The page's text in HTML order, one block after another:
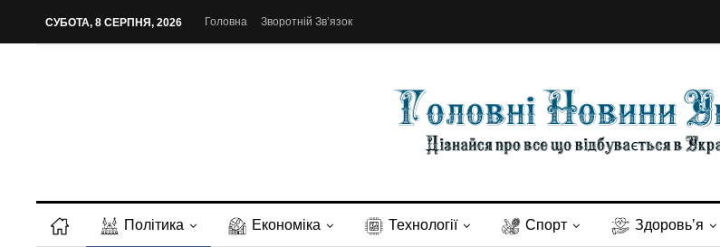
СУБОТА, 8 СЕРПНЯ, 2026 Головна Зворотній Зв’язок
Політика Економіка Технології Спорт Здоровь’я